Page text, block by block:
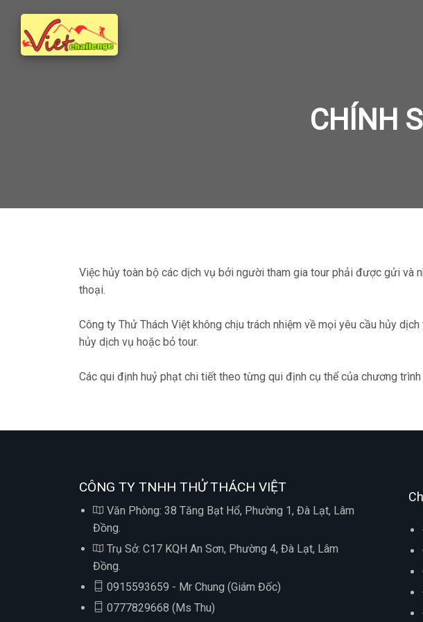
CHÍNH
Việc hủy toàn bộ các dịch vụ bởi người tham gia tour phải được gửi và
thoại.
Công ty Thử Thách Việt không chịu trách nhiệm về mọi yêu cầu hủy
hủy dịch vụ hoặc bỏ tour.
Các qui định huỷ phạt chi tiết theo từng qui định cụ thể của chương trình
CÔNG TY TNHH THỬ THÁCH VIỆT
Văn Phòng: 38 Tăng Bạt Hổ, Phường 1, Đà Lạt, Lâm
Đồng.
Trụ Sở: C17 KQH An Sơn, Phường 4, Đà Lạt, Lâm
Đồng.
0915593659 - Mr Chung (Giám Đốc)
0777829668 (Ms Thu)